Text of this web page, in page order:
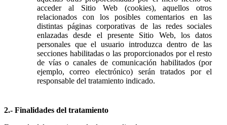
acceder al Sitio Web (cookies), aquellos otros
relacionados con los posibles comentarios en las
distintas páginas corporativas de las redes sociales
enlazadas desde el presente Sitio Web, los datos
personales que el usuario introduzca dentro de las
secciones habilitadas o las proporcionados por el resto
de vías o canales de comunicación habilitados (por
ejemplo, correo electrónico) serán tratados por el
responsable del tratamiento indicado.
2.- Finalidades del tratamiento